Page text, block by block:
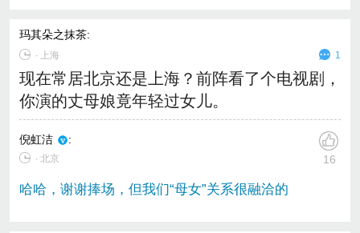
玛其朵之抹茶:
∙ 上海 1
现在常居北京还是上海？前阵看了个电视剧，
你演的丈母娘竟年轻过女儿。
倪虹洁 :
∙ 北京 16
哈哈，谢谢捧场，但我们“母女”关系很融洽的